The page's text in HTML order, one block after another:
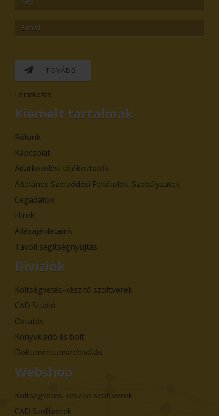
TOVÁBB
Leiratkozás
Kiemelt tartalmak
Rólunk
Kapcsolat
Adatkezelési tájékoztatók
Általános Szerződési Feltételek, Szabályzatok
Cégadatok
Hírek
Állásajánlataink
Távoli segítségnyújtás
Divíziók
Költségvetés-készítő szoftverek
CAD Stúdió
Oktatás
Könyvkiadó és bolt
Dokumentumarchiválás
Webshop
Költségvetés-készítő szoftverek
CAD Szoftverek